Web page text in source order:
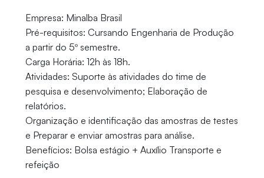
Empresa: Minalba Brasil
Pré-requisitos: Cursando Engenharia de Produção
a partir do 5º semestre.
Carga Horária: 12h às 18h.
Atividades: Suporte às atividades do time de
pesquisa e desenvolvimento; Elaboração de
relatórios.
Organização e identificação das amostras de testes
e Preparar e enviar amostras para análise.
Benefícios: Bolsa estágio + Auxílio Transporte e
refeição